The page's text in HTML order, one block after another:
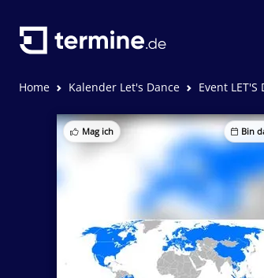
Home Kalender Let's Dance Event
Mag ich Bin